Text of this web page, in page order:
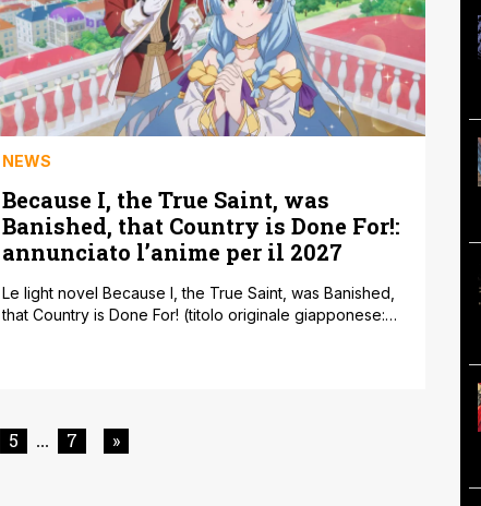
NEWS
Because I, the True Saint, was
Banished, that Country is Done For!:
annunciato l’anime per il 2027
Le light novel Because I, the True Saint, was Banished,
that Country is Done For! (titolo originale giapponese:
5 ... 7 »